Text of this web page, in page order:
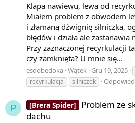
Klapa nawiewu, lewa od
Miałem problem z obwodem
i złamaną dźwignię silniczka,
błędów i działa ale
Przy zaznaczonej recyrkulacji
czy zamknięta? U mnie się...
esdobedoka Wątek Gru 19, 2025
recyrkulacja
silniczek
P [Brera Spider]
Problem ze
dachu